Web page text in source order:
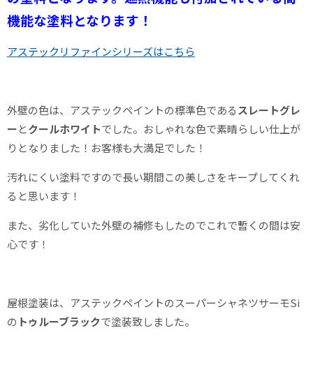
機能な塗料となります！
アステックリファインシリーズはこちら
外壁の色は、アステックペイントの標準色であるスレートグレ
ーとクールホワイトでした。おしゃれな色で素晴らしい仕上が
りとなりました！お客様も大満足でした！
汚れにくい塗料ですので長い期間この美しさをキープしてくれ
ると思います！
また、劣化していた外壁の補修もしたのでこれで暫くの間は安
心です！
屋根塗装は、アステックペイントのスーパーシャネツサーモSi
の トゥルーブラックで塗装致しました。